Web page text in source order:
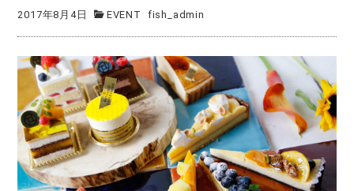
2017年8月4日 EVENT fish_admin